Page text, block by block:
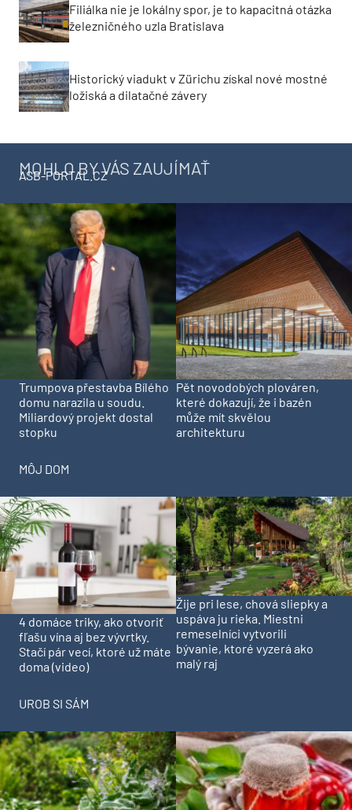
Filiálka nie je lokálny spor, je to kapacitná otázka
železničného uzla Bratislava
Historický viadukt v Zürichu získal nové mostné
ložiská a dilatačné závery
MOHLO BY VÁS ZAUJÍMAŤ
ASB-PORTAL.CZ
Trumpova přestavba Bílého
domu narazila u soudu.
Miliardový projekt dostal
stopku
Pět novodobých plováren,
které dokazují, že i bazén
může mít skvělou
architekturu
MÔJ DOM
4 domáce triky, ako otvoriť
fľašu vína aj bez vývrtky.
Stačí pár vecí, ktoré už máte
doma (video)
Žije pri lese, chová sliepky a
uspáva ju rieka. Miestni
remeselníci vytvorili
bývanie, ktoré vyzerá ako
malý raj
UROB SI SÁM